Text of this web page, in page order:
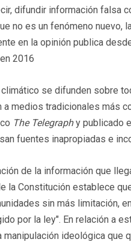
difundir información falsa
no es un fenómeno nuevo,
en la opinión publica
2016
se difunden sobre
medios tradicionales más
The Telegraphy publicado
fuentes inapropiadas e
de la información que
la Constitución establece
sin más limitación,
por la ley". En relación a
ideológica que